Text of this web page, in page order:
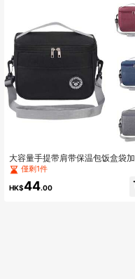
大容量手提带肩带保温包饭盒袋加
防水午餐袋大容量手提带肩带保温
饭盒袋加厚防水午餐袋便当包
僅剩1件
HK$44.00